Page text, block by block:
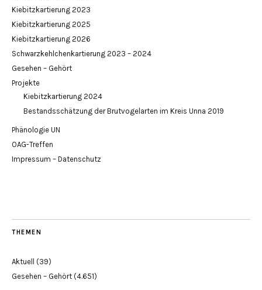
Kiebitzkartierung 2023
Kiebitzkartierung 2025
Kiebitzkartierung 2026
Schwarzkehlchenkartierung 2023 – 2024
Gesehen – Gehört
Projekte
Kiebitzkartierung 2024
Bestandsschätzung der Brutvogelarten im Kreis Unna 2019
Phänologie UN
OAG-Treffen
Impressum – Datenschutz
THEMEN
Aktuell
(39)
Gesehen – Gehört (4.651)